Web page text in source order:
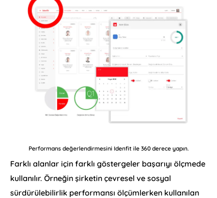
Performans değerlendirmesini Idenfit ile 360 derece yapın.
Farklı alanlar için farklı göstergeler başarıyı ölçmede
kullanılır. Örneğin şirketin çevresel ve sosyal
sürdürülebilirlik performansı ölçümlerken kullanılan